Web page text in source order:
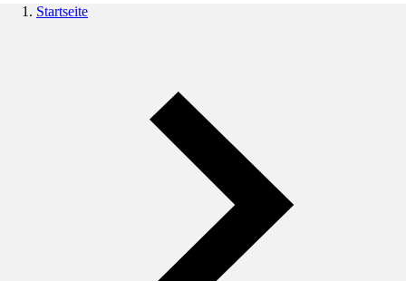
Startseite